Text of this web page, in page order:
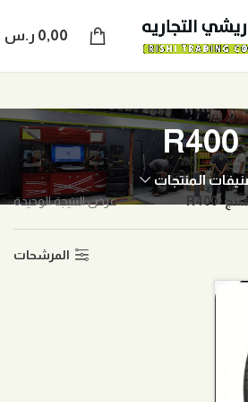
0,00 ر.س
R400
المنتجات
R400 عرض النتيجة الوحيدة
المرشحات